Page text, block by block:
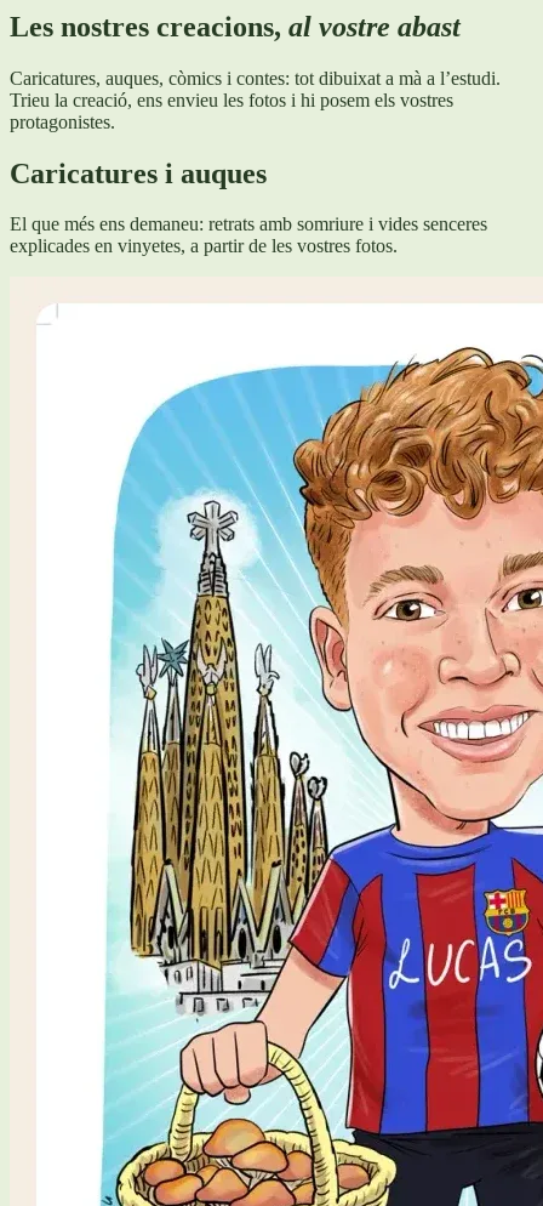
Les nostres creacions, al vostre abast
Caricatures, auques, còmics i contes: tot dibuixat a mà a l’estudi.
Trieu la creació, ens envieu les fotos i hi posem els vostres
protagonistes.
Caricatures i auques
El que més ens demaneu: retrats amb somriure i vides senceres
explicades en vinyetes, a partir de les vostres fotos.